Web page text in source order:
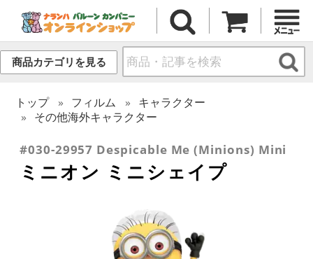
商品カテゴリを見る
トップ フィルム
キャラクター
その他海外キャラクター
#030-29957 Despicable Me (Minions) Mini
ミニオン ミニシェイプ